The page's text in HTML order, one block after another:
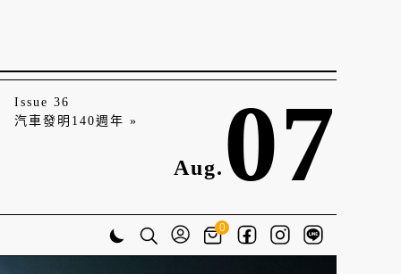
Issue 36
汽車發明140週年 »
Aug. 07
0